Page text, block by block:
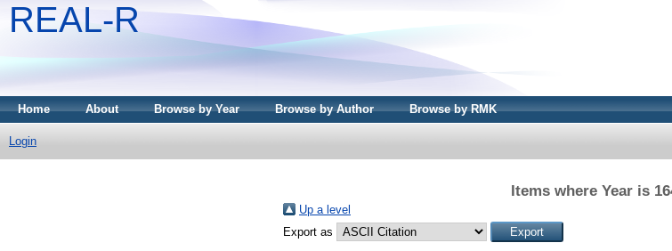
REAL-R
Home About Browse by Year Browse by Author Browse by RMK
Login
Items where Year is
Up a level
Export as